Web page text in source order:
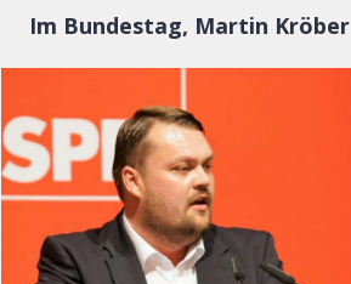
Im Bundestag, Martin Kröber